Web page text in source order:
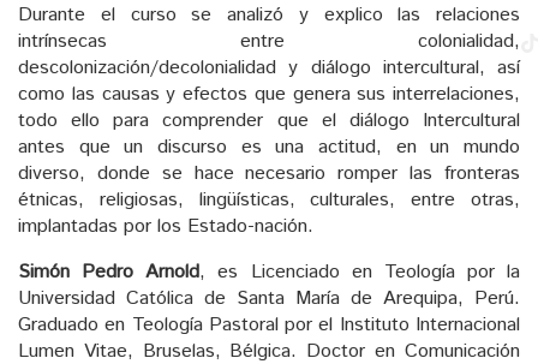
Durante el curso se analizó y explico las relaciones
intrínsecas entre colonialidad,
descolonización/decolonialidad y diálogo intercultural, así
como las causas y efectos que genera sus interrelaciones,
todo ello para comprender que el diálogo Intercultural
antes que un discurso es una actitud, en un mundo
diverso, donde se hace necesario romper las fronteras
étnicas, religiosas, lingüísticas, culturales, entre otras,
implantadas por los Estado-nación.
Simón Pedro Arnold, es Licenciado en Teología por la
Universidad Católica de Santa María de Arequipa, Perú.
Graduado en Teología Pastoral por el Instituto Internacional
Lumen Vitae, Bruselas, Bélgica. Doctor en Comunicación